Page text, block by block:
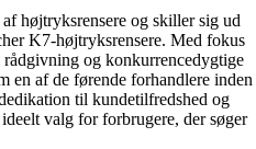
højtryksrensere og skiller sig ud
K7-højtryksrensere. Med fokus
og konkurrencedygtige
en af de førende forhandlere inden
til kundetilfredshed og
valg for forbrugere, der søger